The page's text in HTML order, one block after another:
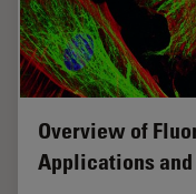
Overview of
Applications